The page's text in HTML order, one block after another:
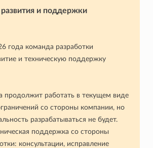
и поддержки
года команда разработки
и техническую поддержку
продолжит работать в текущем виде
со стороны компании, но
разрабатываться не будет.
поддержка со стороны
консультации, исправление